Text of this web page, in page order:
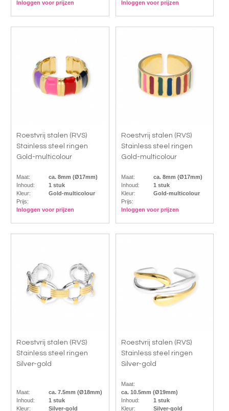
Inloggen voor prijzen
Inloggen voor prijzen
Roestvrij stalen (RVS)
Stainless steel ringen
Gold-multicolour
Maat:
ca. 8mm (Ø17mm)
Inhoud:
1 stuk
Kleur:
Gold-multicolour
Prijs:
Inloggen voor prijzen
Roestvrij stalen (RVS)
Stainless steel ringen
Gold-multicolour
Maat:
ca. 8mm (Ø17mm)
Inhoud:
1 stuk
Kleur:
Gold-multicolour
Prijs:
Inloggen voor prijzen
Roestvrij stalen (RVS)
Stainless steel ringen
Silver-gold
Maat:
ca. 7.5mm (Ø18mm)
Inhoud:
1 stuk
Kleur:
Silver-gold
Roestvrij stalen (RVS)
Stainless steel ringen
Silver-gold
Maat:
ca. 10.5mm (Ø19mm)
Inhoud:
1 stuk
Kleur:
Silver-gold